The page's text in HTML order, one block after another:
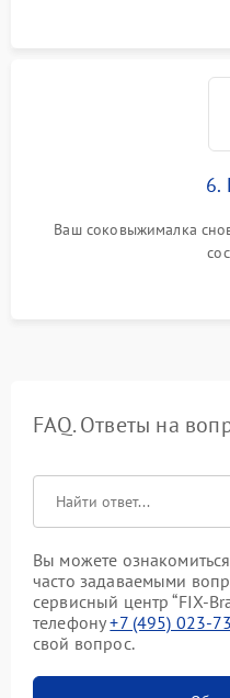
6.
Ваш соковыжималка
FAQ. Ответы на
Вы можете
часто задаваемыми
сервисный центр “FIX-
телефону+7 (495) 023-
свой вопрос.